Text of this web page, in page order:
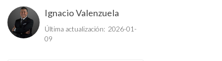
Ignacio Valenzuela
Última actualización: 2026-01-
09